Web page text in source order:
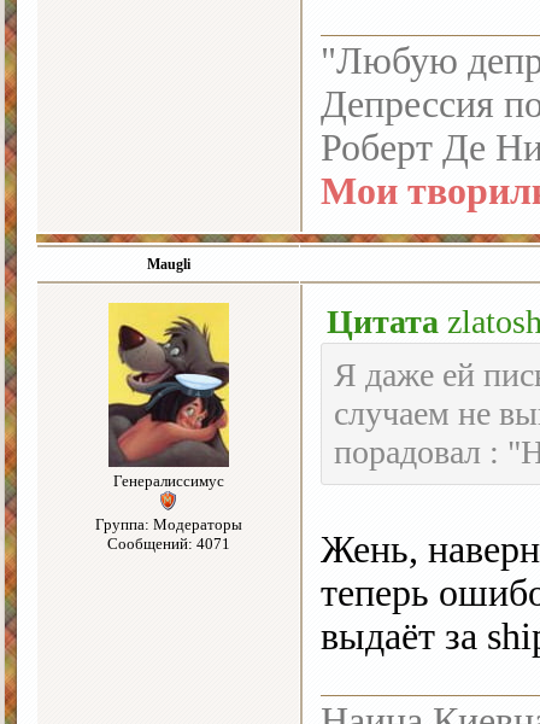
"Любую
Депрессия
Роберт Де
Мои
Maugli
Генералиссимус
Группа: Модераторы
Сообщений: 4071
Цитата
Я даже ей
случаем не
порадовал :
Жень,
теперь
выдаёт за